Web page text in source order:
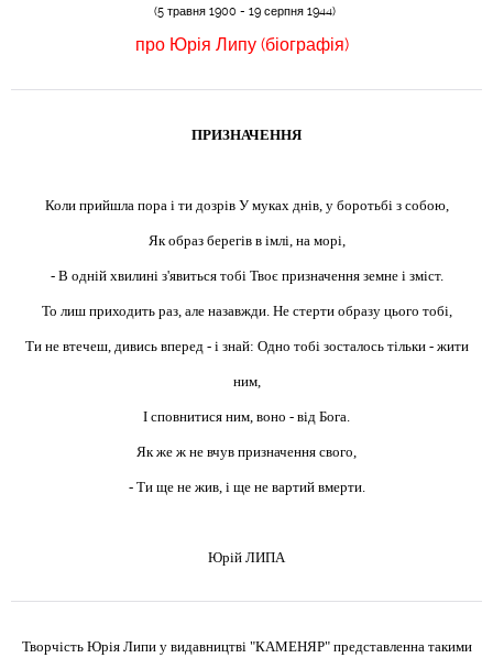
(5 травня 1900 - 19 серпня 1944)
про Юрія Липу (біографія)
ПРИЗНАЧЕННЯ
Коли прийшла пора і ти дозрів У муках днів, у боротьбі з собою,
Як образ берегів в імлі, на морі,
- В одній хвилині з'явиться тобі Твоє призначення земне і зміст.
То лиш приходить раз, але назавжди. Не стерти образу цього тобі,
Ти не втечеш, дивись вперед - і знай: Одно тобі зосталось тільки - жити
ним,
І сповнитися ним, воно - від Бога.
Як же ж не вчув призначення свого,
- Ти ще не жив, і ще не вартий вмерти.
Юрій ЛИПА
Творчість Юрія Липи у видавництві "КАМЕНЯР" представленна такими